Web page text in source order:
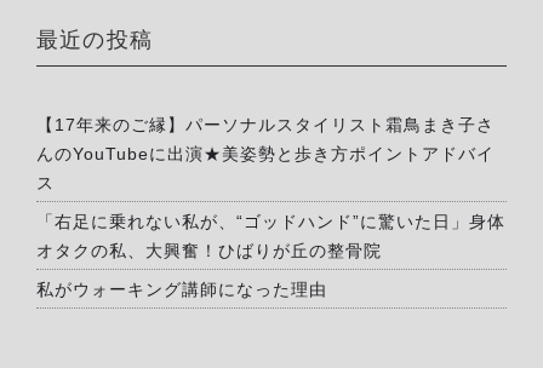
最近の投稿
【17年来のご縁】パーソナルスタイリスト霜鳥まき子さ
んのYouTubeに出演★美姿勢と歩き方ポイントアドバイ
ス
「右足に乗れない私が、“ゴッドハンド”に驚いた日」身体
オタクの私、大興奮！ひばりが丘の整骨院
私がウォーキング講師になった理由